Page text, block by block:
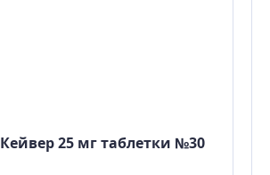
Кейвер 25 мг таблетки №30